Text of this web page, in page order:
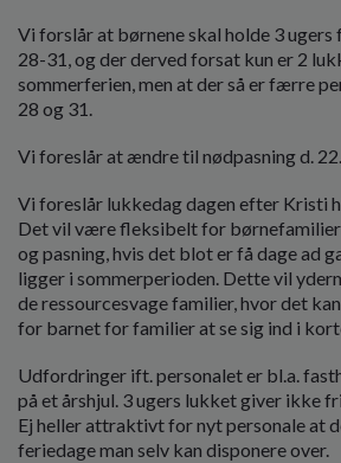
Vi forslår at børnene skal holde 3 ugers
28-31, og der derved forsat kun er 2
sommerferien, men at der så er færre
28 og 31.
Vi foreslår at ændre til nødpasning d.
Vi foreslår lukkedag dagen efter Kristi
Det vil være fleksibelt for
og pasning, hvis det blot er få dage ad
ligger i sommerperioden. Dette vil
de ressourcesvage familier, hvor det
for barnet for familier at se sig ind i
Udfordringer ift. personalet er bl.a.
på et årshjul. 3 ugers lukket giver ikke
Ej heller attraktivt for nyt personale at
feriedage man selv kan disponere over.